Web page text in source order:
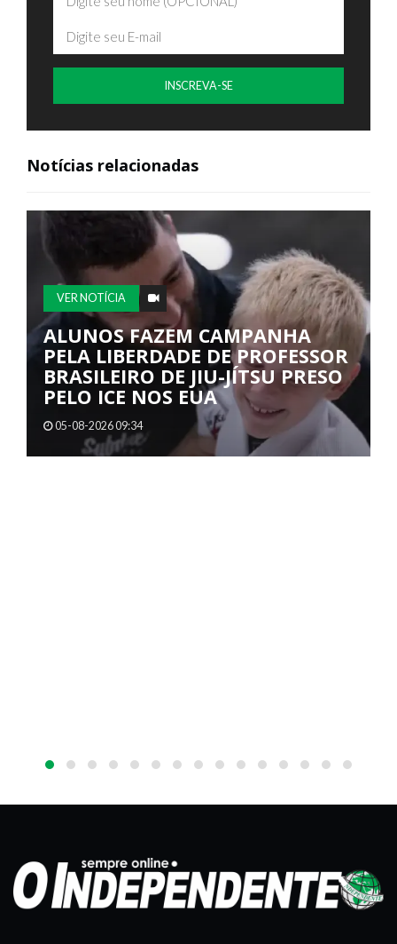
Receba e-mails com Noticias Recentes!
INSCREVA-SE
Notícias relacionadas
VER NOTÍCIA
ALUNOS FAZEM CAMPANHA
PELA LIBERDADE DE PROFESSOR
BRASILEIRO DE JIU-JÍTSU PRESO
PELO ICE NOS EUA